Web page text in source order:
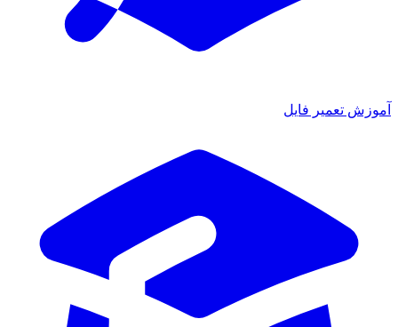
آموزش تعمیر فایل